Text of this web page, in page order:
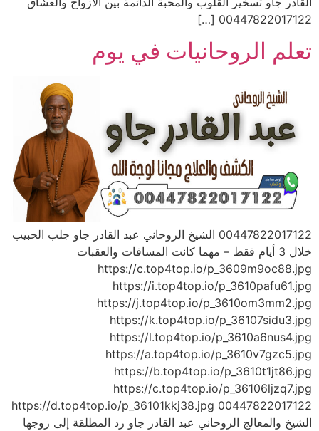
00447822017122 […]
تعلم الروحانيات في يوم
00447822017122 الشيخ الروحاني عبد القادر جاو جلب الحبيب
خلال 3 أيام فقط – مهما كانت المسافات والعقبات
https://c.top4top.io/p_3609m9oc88.jpg
https://i.top4top.io/p_3610pafu61.jpg
https://j.top4top.io/p_3610om3mm2.jpg
https://k.top4top.io/p_36107sidu3.jpg
https://l.top4top.io/p_3610a6nus4.jpg
https://a.top4top.io/p_3610v7gzc5.jpg
https://b.top4top.io/p_3610t1jt86.jpg
https://c.top4top.io/p_36106ljzq7.jpg
https://d.top4top.io/p_36101kkj38.jpg 00447822017122
الشيخ والمعالج الروحاني عبد القادر جاو رد المطلقة إلى زوجها